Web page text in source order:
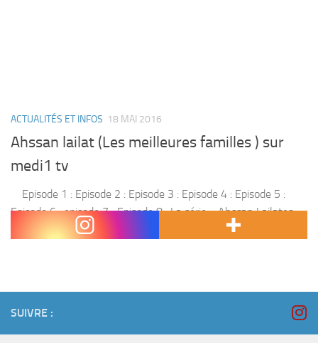
ACTUALITÉS ET INFOS 18 MAI 2016
Ahssan lailat (Les meilleures familles ) sur
medi1 tv
Episode 1 : Episode 2 : Episode 3 : Episode 4 : Episode 5 :
Episode 6 : episode 7 ; Episode 8 : La série « Ahssan Lailates »
est parmi les séries...
SUIVRE :